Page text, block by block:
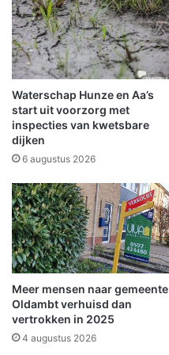
e
l
b
e
k
i
j
k
s
e
d
i
g
u
i
t
n
a
b
j
d
e
M
o
l
e
n
w
e
Waterschap Hunze en Aa’s
start uit voorzorg met
inspecties van kwetsbare
dijken
6 augustus 2026
Meer mensen naar gemeente
Oldambt verhuisd dan
vertrokken in 2025
4 augustus 2026